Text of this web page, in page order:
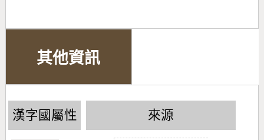
其他資訊
漢字國屬性 來源